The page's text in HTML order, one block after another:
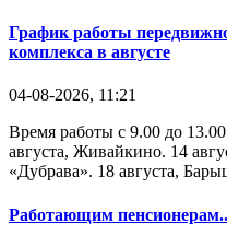
График работы
комплекса в августе
04-08-2026, 11:21
Время работы с 9.00 до
августа, Живайкино. 14
«Дубрава». 18 августа,
Работающим